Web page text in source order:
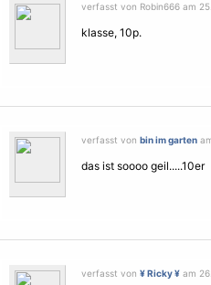
verfasst von Robin666 am
klasse, 10p.
verfasst von bin im garten
das ist soooo geil.....10er
verfasst von ¥ Ricky ¥ am